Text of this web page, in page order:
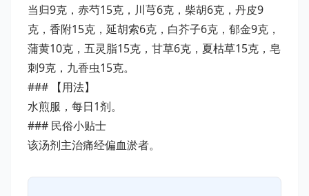
当归9克，赤芍15克，川芎6克，柴胡6克，丹皮9
克，香附15克，延胡索6克，白芥子6克，郁金9克，
蒲黄10克，五灵脂15克，甘草6克，夏枯草15克，皂
刺9克，九香虫15克。
### 【用法】
水煎服，每日1剂。
### 民俗小贴士
该汤剂主治痛经偏血淤者。